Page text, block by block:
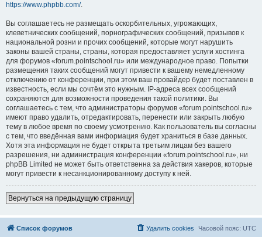
https://www.phpbb.com/.
Вы соглашаетесь не размещать оскорбительных, угрожающих,
клеветнических сообщений, порнографических сообщений, призывов к
национальной розни и прочих сообщений, которые могут нарушить
законы вашей страны, страны, которая предоставляет услуги хостинга
для форумов «forum.pointschool.ru» или международное право. Попытки
размещения таких сообщений могут привести к вашему немедленному
отключению от конференции, при этом ваш провайдер будет поставлен в
известность, если мы сочтём это нужным. IP-адреса всех сообщений
сохраняются для возможности проведения такой политики. Вы
соглашаетесь с тем, что администраторы форумов «forum.pointschool.ru»
имеют право удалить, отредактировать, перенести или закрыть любую
тему в любое время по своему усмотрению. Как пользователь вы согласны
с тем, что введённая вами информация будет храниться в базе данных.
Хотя эта информация не будет открыта третьим лицам без вашего
разрешения, ни администрация конференции «forum.pointschool.ru», ни
phpBB Limited не может быть ответственна за действия хакеров, которые
могут привести к несанкционированному доступу к ней.
Вернуться на предыдущую страницу
Список форумов Часовой пояс: UTC
Удалить cookies